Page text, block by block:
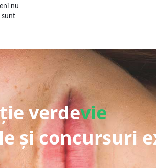
nu
sunt
verdevie
și concursuri